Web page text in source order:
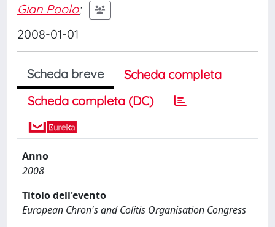
Gian Paolo;
2008-01-01
Scheda breve
Scheda completa
Scheda completa (DC)
Anno
2008
Titolo dell'evento
European Chron's and Colitis Organisation Congress